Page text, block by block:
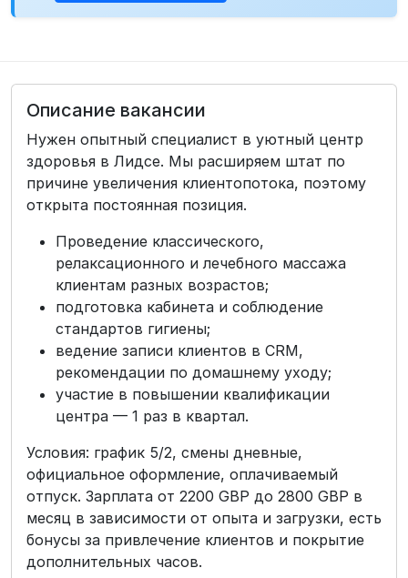
Описание вакансии
Нужен опытный специалист в уютный центр
здоровья в Лидсе. Мы расширяем штат по
причине увеличения клиентопотока, поэтому
открыта постоянная позиция.
Проведение классического,
релаксационного и лечебного массажа
клиентам разных возрастов;
подготовка кабинета и соблюдение
стандартов гигиены;
ведение записи клиентов в CRM,
рекомендации по домашнему уходу;
участие в повышении квалификации
центра — 1 раз в квартал.
Условия: график 5/2, смены дневные,
официальное оформление, оплачиваемый
отпуск. Зарплата от 2200 GBP до 2800 GBP в
месяц в зависимости от опыта и загрузки, есть
бонусы за привлечение клиентов и покрытие
дополнительных часов.